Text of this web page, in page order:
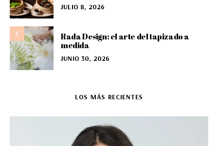
JULIO 8, 2026
5
Rada Design: el arte del tapizado a
medida
JUNIO 30, 2026
LOS MÁS RECIENTES